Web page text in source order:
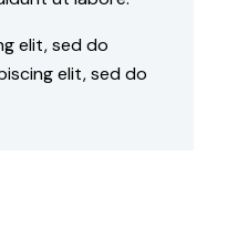
elit, sed do
elit, sed do